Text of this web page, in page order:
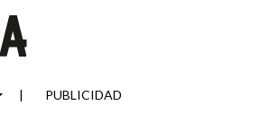
| PUBLICIDAD